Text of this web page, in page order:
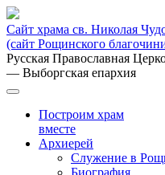
Сайт храма св. Николая
(сайт Рощинского
Русская Православная
— Выборгская епархия
Построим храм
вместе
Архиерей
Служение в
Биография